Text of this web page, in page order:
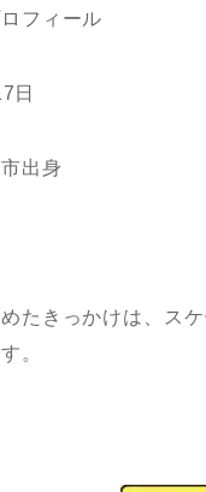
フィール
日
出身
たきっかけは、ス
。